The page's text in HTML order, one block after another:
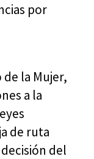
por
la Mujer,
a la
de ruta
del